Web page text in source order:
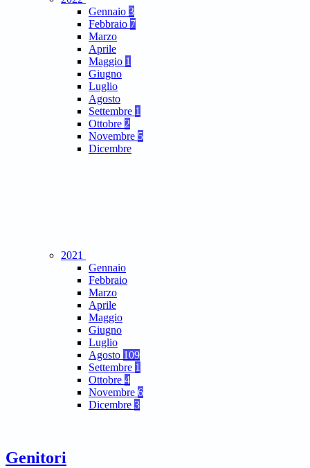
Gennaio 3
Febbraio 7
Marzo
Aprile
Maggio 1
Giugno
Luglio
Agosto
Settembre 1
Ottobre 2
Novembre 5
Dicembre
2021
Gennaio
Febbraio
Marzo
Aprile
Maggio
Giugno
Luglio
Agosto 109
Settembre 1
Ottobre 4
Novembre 6
Dicembre 3
Genitori